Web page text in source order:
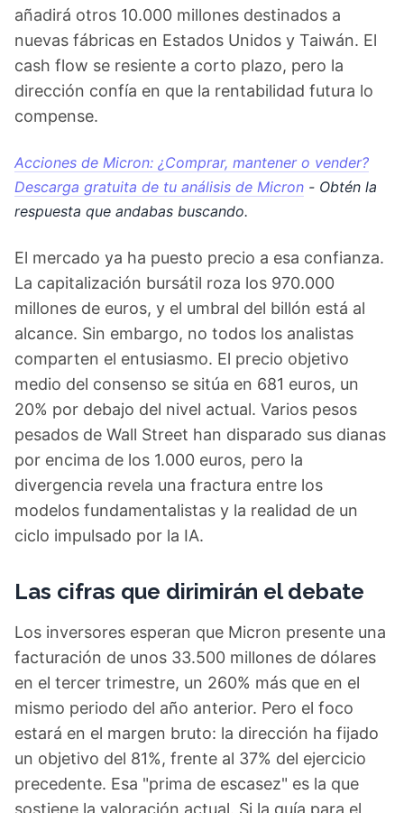
añadirá otros 10.000 millones destinados a
nuevas fábricas en Estados Unidos y Taiwán. El
cash flow se resiente a corto plazo, pero la
dirección confía en que la rentabilidad futura lo
compense.
Acciones de Micron: ¿Comprar, mantener o vender?
Descarga gratuita de tu análisis de Micron - Obtén la
respuesta que andabas buscando.
El mercado ya ha puesto precio a esa confianza.
La capitalización bursátil roza los 970.000
millones de euros, y el umbral del billón está al
alcance. Sin embargo, no todos los analistas
comparten el entusiasmo. El precio objetivo
medio del consenso se sitúa en 681 euros, un
20% por debajo del nivel actual. Varios pesos
pesados de Wall Street han disparado sus dianas
por encima de los 1.000 euros, pero la
divergencia revela una fractura entre los
modelos fundamentalistas y la realidad de un
ciclo impulsado por la IA.
Las cifras que dirimirán el debate
Los inversores esperan que Micron presente una
facturación de unos 33.500 millones de dólares
en el tercer trimestre, un 260% más que en el
mismo periodo del año anterior. Pero el foco
estará en el margen bruto: la dirección ha fijado
un objetivo del 81%, frente al 37% del ejercicio
precedente. Esa "prima de escasez" es la que
sostiene la valoración actual. Si la guía para el